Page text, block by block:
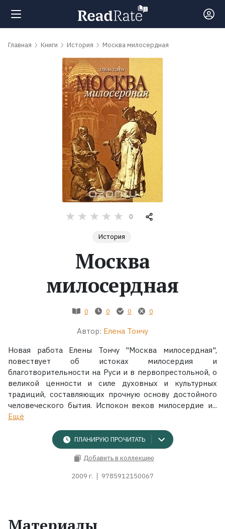
Поиск
обсуждаемые
Главная Книги История Москва милосердная
0
История
Москва
милосердная
0 0 0 0
Автор: Елена Тончу
Новая работа Елены Тончу "Москва милосердная",
повествует об истоках милосердия и
благотворительности на Руси и в первопрестольной, о
великой ценности и силе духовных и культурных
традиций, составляющих прочную основу достойного
человеческого бытия. Испокон веков милосердие и...
Ещё
ПЛАНИРУЮ ПРОЧИТАТЬ
Добавить в коллекцию
2009 г. 9785912150067
Материалы